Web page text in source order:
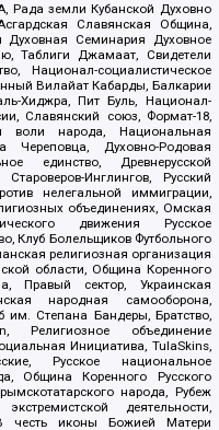
Рада земли Кубанской Духовно
Славянская Община,
Семинария Духовное
Таблиги Джамаат, Свидетели
Национал-социалистическое
Вилайат Кабарды, Балкарии
Хиджра, Пит Буль, Национал-
Славянский союз, Формат-18,
народа, Национальная
Череповца, Духовно-Родовая
единство, Древнерусской
Инглингов, Русский
нелегальной иммиграции,
объединениях, Омская
движения Русское
Клуб Болельщиков Футбольного
религиозная организация
области, Община Коренного
Правый сектор, Украинская
народная самооборона,
им. Степана Бандеры, Братство,
Религиозное объединение
Инициатива, TulaSkins,
Русское национальное
Община Коренного Русского
народа, Рубеж
деятельности,
честь иконы Божией Матери